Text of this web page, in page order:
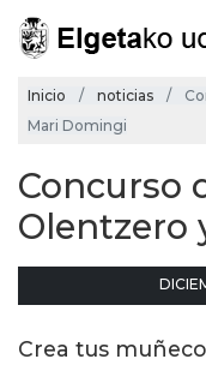
Inicio noticias
Mari Domingi
Concurso
Olentzero
Crea tus